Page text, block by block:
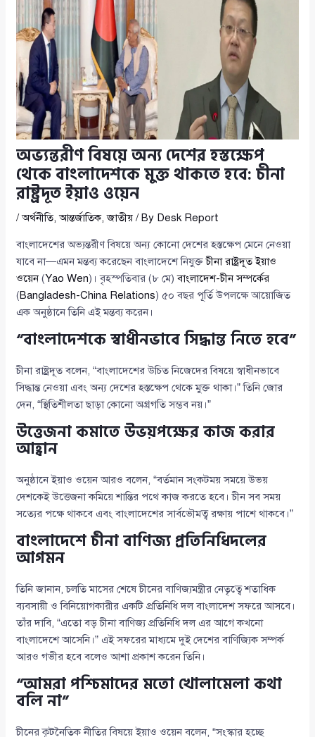
অভ্যন্তরীণ বিষয়ে অন্য দেশের হস্তক্ষেপ
থেকে বাংলাদেশকে মুক্ত থাকতে হবে: চীনা
রাষ্ট্রদূত ইয়াও ওয়েন
/অর্থনীতি,আন্তর্জাতিক,জাতীয় / By Desk Report
বাংলাদেশের অভ্যন্তরীণ বিষয়ে অন্য কোনো দেশের হস্তক্ষেপ মেনে নেওয়া
যাবে না—এমন মন্তব্য করেছেন বাংলাদেশে নিযুক্তচীনা রাষ্ট্রদূত ইয়াও
ওয়েন(Yao Wen)। বৃহস্পতিবার (৮ মে)বাংলাদেশ-চীন সম্পর্কের
(Bangladesh-China Relations) ৫০ বছর পূর্তি উপলক্ষে আয়োজিত
এক অনুষ্ঠানে তিনি এই মন্তব্য করেন।
“বাংলাদেশকে স্বাধীনভাবে সিদ্ধান্ত নিতে হবে”
চীনা রাষ্ট্রদূত বলেন, “বাংলাদেশের উচিত নিজেদের বিষয়ে স্বাধীনভাবে
সিদ্ধান্ত নেওয়া এবং অন্য দেশের হস্তক্ষেপ থেকে মুক্ত থাকা।” তিনি জোর
দেন, “স্থিতিশীলতা ছাড়া কোনো অগ্রগতি সম্ভব নয়।”
উত্তেজনা কমাতে উভয়পক্ষের কাজ করার
আহ্বান
অনুষ্ঠানে ইয়াও ওয়েন আরও বলেন, “বর্তমান সংকটময় সময়ে উভয়
দেশকেই উত্তেজনা কমিয়ে শান্তির পথে কাজ করতে হবে। চীন সব সময়
সত্যের পক্ষে থাকবে এবং বাংলাদেশের সার্বভৌমত্ব রক্ষায় পাশে থাকবে।”
বাংলাদেশে চীনা বাণিজ্য প্রতিনিধিদলের
আগমন
তিনি জানান, চলতি মাসের শেষে চীনের বাণিজ্যমন্ত্রীর নেতৃত্বে শতাধিক
ব্যবসায়ী ও বিনিয়োগকারীর একটি প্রতিনিধি দল বাংলাদেশ সফরে আসবে।
তাঁর দাবি, “এতো বড় চীনা বাণিজ্য প্রতিনিধি দল এর আগে কখনো
বাংলাদেশে আসেনি।” এই সফরের মাধ্যমে দুই দেশের বাণিজ্যিক সম্পর্ক
আরও গভীর হবে বলেও আশা প্রকাশ করেন তিনি।
“আমরা পশ্চিমাদের মতো খোলামেলা কথা
বলি না”
চীনের কূটনৈতিক নীতির বিষয়ে ইয়াও ওয়েন বলেন, “সংস্কার হচ্ছে